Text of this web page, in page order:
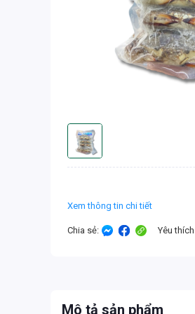
Xem thông tin chi tiết
Chia sẻ: Yêu thích
Mô tả sản phẩm